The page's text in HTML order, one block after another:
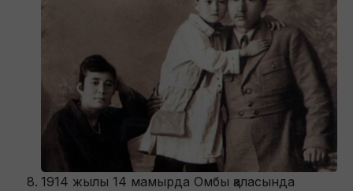
1914 жылы 14 мамырда Омбы қаласында